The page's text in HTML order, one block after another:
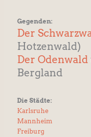
Gegenden:
Der
Hotzenwald)
Der Odenwald
Bergland
Die Städte:
Karlsruhe
Mannheim
Freiburg